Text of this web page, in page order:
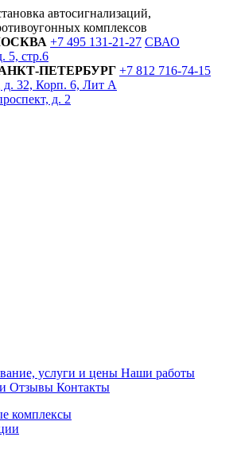
автосигнализаций,
комплексов
+7 495 131-21-27 СВАО
5, стр.6
ПЕТЕРБУРГ +7 812 716-74-15
д. 32, Корп. 6, Лит А
д. 2
услуги и цены Наши работы
Отзывы Контакты
комплексы